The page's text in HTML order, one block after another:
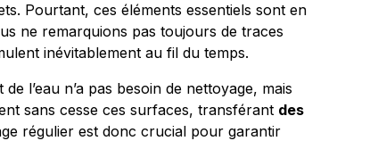
Pourtant, ces éléments essentiels sont en
ne remarquions pas toujours de traces
inévitablement au fil du temps.
l’eau n’a pas besoin de nettoyage, mais
sans cesse ces surfaces, transférant des
régulier est donc crucial pour garantir